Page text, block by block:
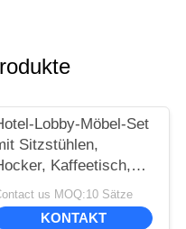
Lobby-Möbel-Set
Sitzstühlen,
Kaffeetisch,
Kissen
us MOQ:10 Sätze
KONTAKT